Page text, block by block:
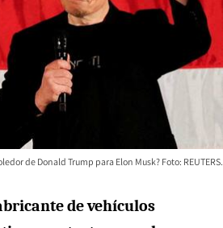
de Donald Trump para Elon Musk? Foto: REUTERS.
de vehículos